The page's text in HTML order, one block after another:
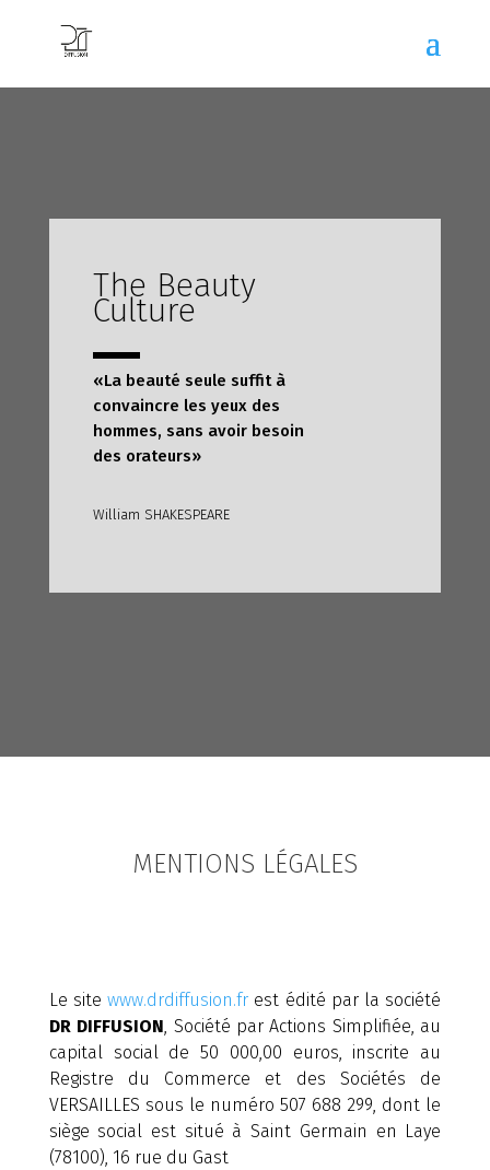
The Beauty
Culture
«La beauté seule suffit à
convaincre les yeux des
hommes, sans avoir besoin
des orateurs»
William SHAKESPEARE
MENTIONS LÉGALES
Le sitewww.drdiffusion.fr est édité par la société
DR DIFFUSION, Société par Actions Simplifiée, au
capital social de 50 000,00 euros, inscrite au
Registre du Commerce et des Sociétés de
VERSAILLES sous le numéro 507 688 299, dont le
siège social est situé à Saint Germain en Laye
(78100), 16 rue du Gast